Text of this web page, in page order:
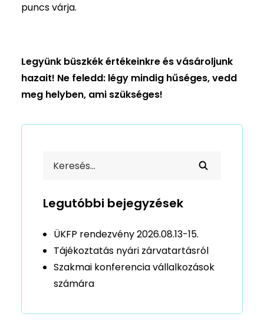
puncs várja.
Legyünk büszkék értékeinkre és vásároljunk
hazait! Ne feledd: légy mindig hűséges, vedd
meg helyben, ami szükséges!
Legutóbbi bejegyzések
ÜKFP rendezvény 2026.08.13-15.
Tájékoztatás nyári zárvatartásról
Szakmai konferencia vállalkozások
számára